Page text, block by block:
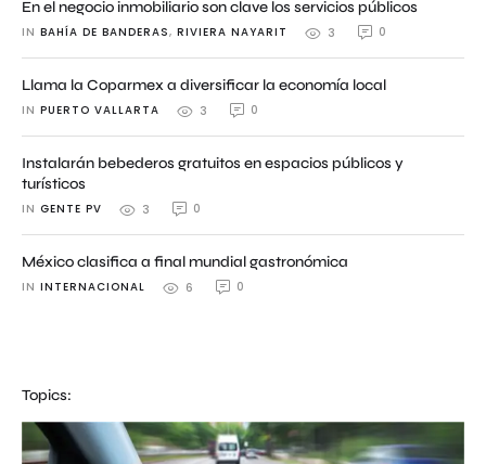
En el negocio inmobiliario son clave los servicios públicos
IN BAHÍA DE BANDERAS, RIVIERA NAYARIT 3 0
Llama la Coparmex a diversificar la economía local
IN PUERTO VALLARTA 3 0
Instalarán bebederos gratuitos en espacios públicos y
turísticos
IN GENTE PV 3 0
México clasifica a final mundial gastronómica
IN INTERNACIONAL 6 0
Topics: